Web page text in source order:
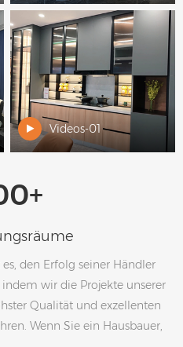
Videos-01
den Erfolg seiner Händler
wir die Projekte unserer
Qualität und exzellenten
Wenn Sie ein Hausbauer,